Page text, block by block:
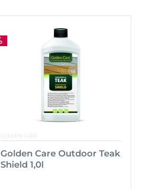
GOLDEN CARE
Golden Care Outdoor Teak
Shield 1,0l